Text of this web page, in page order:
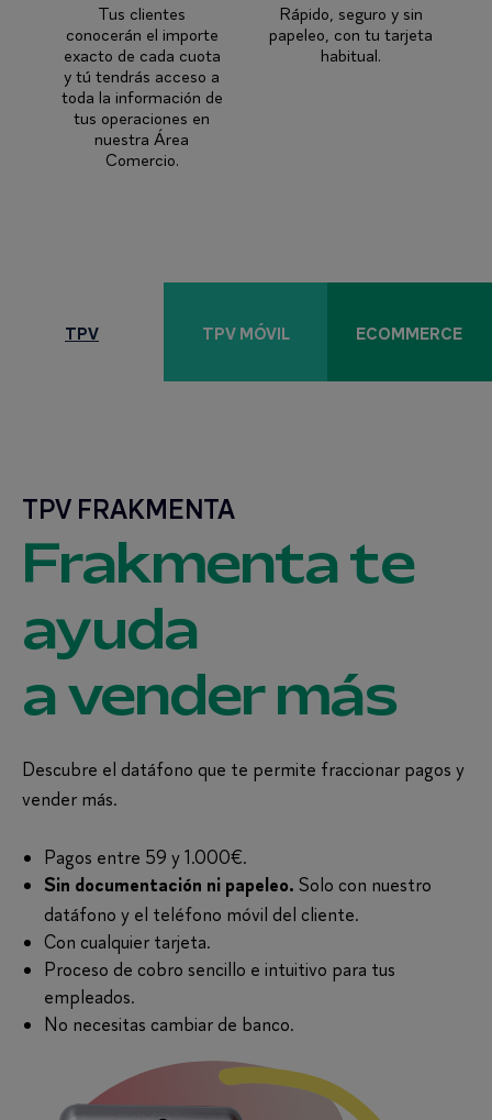
Tus clientes
conocerán el importe
exacto de cada cuota
y tú tendrás acceso a
toda la información de
tus operaciones en
nuestra Área
Comercio.
Rápido, seguro y sin
papeleo, con tu tarjeta
habitual.
TPV TPV MÓVIL ECOMMERCE
TPV FRAKMENTA
Frakmenta te
ayuda
a vender más
Descubre el datáfono que te permite fraccionar pagos y
vender más.
Pagos entre 59 y 1.000€.
Sin documentación ni papeleo. Solo con nuestro
datáfono y el teléfono móvil del cliente.
Con cualquier tarjeta.
Proceso de cobro sencillo e intuitivo para tus
empleados.
No necesitas cambiar de banco.